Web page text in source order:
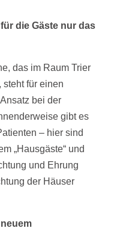
die Gäste nur das
das im Raum Trier
für einen
bei der
gibt es
– hier sind
„Hausgäste“ und
und Ehrung
der Häuser